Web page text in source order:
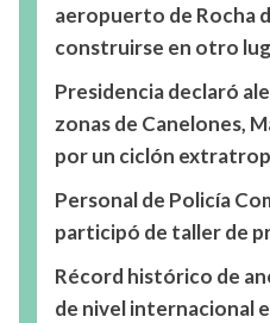
aeropuerto de Rocha
construirse en otro
Presidencia declaró
zonas de Canelones,
por un ciclón
Personal de Policía
participó de taller de
Récord histórico de
de nivel internacional